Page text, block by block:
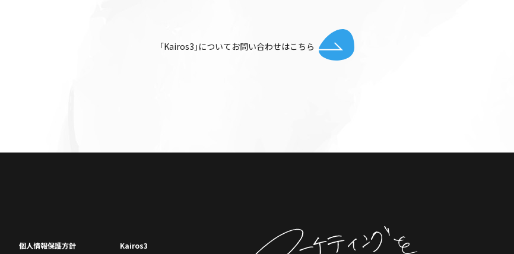
｢Kairos3｣についてお問い合わせはこちら
個⼈情報保護⽅針 Kairos3